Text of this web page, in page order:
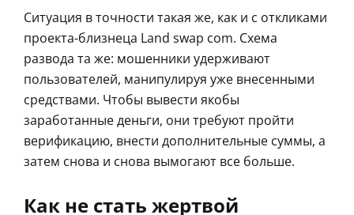
Ситуация в точности такая же, как и с откликами
проекта-близнеца Land swap com. Схема
развода та же: мошенники удерживают
пользователей, манипулируя уже внесенными
средствами. Чтобы вывести якобы
заработанные деньги, они требуют пройти
верификацию, внести дополнительные суммы, а
затем снова и снова вымогают все больше.
Как не стать жертвой